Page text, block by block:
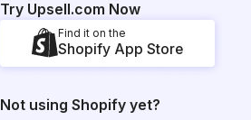
Try Upsell.com Now
Find it on the
Shopify App Store
Not using Shopify yet?